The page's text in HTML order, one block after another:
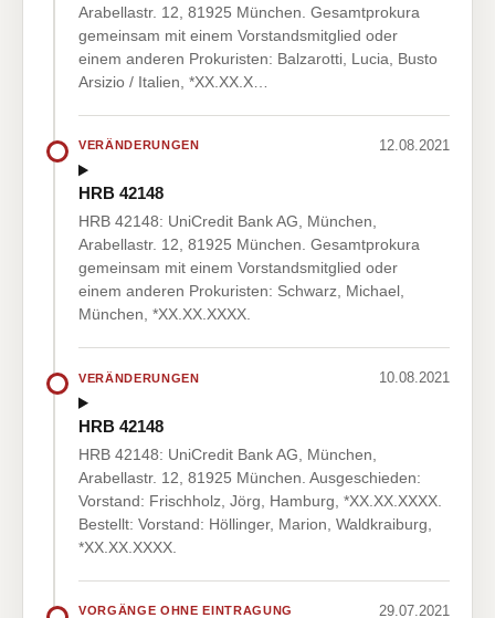
Arabellastr. 12, 81925 München. Gesamtprokura
gemeinsam mit einem Vorstandsmitglied oder
einem anderen Prokuristen: Balzarotti, Lucia, Busto
Arsizio / Italien, *XX.XX.X…
VERÄNDERUNGEN 12.08.2021
HRB 42148
HRB 42148: UniCredit Bank AG, München,
Arabellastr. 12, 81925 München. Gesamtprokura
gemeinsam mit einem Vorstandsmitglied oder
einem anderen Prokuristen: Schwarz, Michael,
München, *XX.XX.XXXX.
VERÄNDERUNGEN 10.08.2021
HRB 42148
HRB 42148: UniCredit Bank AG, München,
Arabellastr. 12, 81925 München. Ausgeschieden:
Vorstand: Frischholz, Jörg, Hamburg, *XX.XX.XXXX.
Bestellt: Vorstand: Höllinger, Marion, Waldkraiburg,
*XX.XX.XXXX.
VORGÄNGE OHNE EINTRAGUNG 29.07.2021